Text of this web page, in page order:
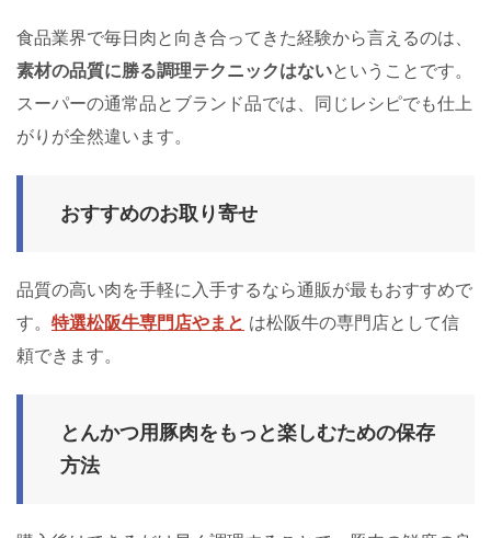
食品業界で毎日肉と向き合ってきた経験から言えるのは、
素材の品質に勝る調理テクニックはないということです。
スーパーの通常品とブランド品では、同じレシピでも仕上
がりが全然違います。
おすすめのお取り寄せ
品質の高い肉を手軽に入手するなら通販が最もおすすめで
す。 特選松阪牛専門店やまと は松阪牛の専門店として信
頼できます。
とんかつ用豚肉をもっと楽しむための保存
方法